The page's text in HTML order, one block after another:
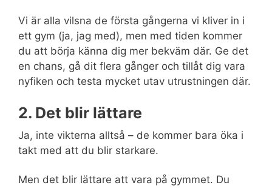
Vi är alla vilsna de första gångerna vi kliver in i
ett gym (ja, jag med), men med tiden kommer
du att börja känna dig mer bekväm där. Ge det
en chans, gå dit flera gånger och tillåt dig vara
nyfiken och testa mycket utav utrustningen där.
2. Det blir lättare
Ja, inte vikterna alltså – de kommer bara öka i
takt med att du blir starkare.
Men det blir lättare att vara på gymmet. Du